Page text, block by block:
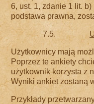
6, ust. 1, zdanie 1 lit.
podstawa prawna,
7.5.
Użytkownicy mają
Poprzez te ankiety
użytkownik korzysta z
Wyniki ankiet zostaną
Przykłady